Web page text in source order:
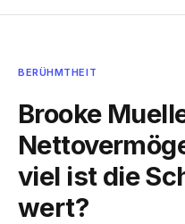
BERÜHMTHEIT
Brooke
viel ist die
wert?